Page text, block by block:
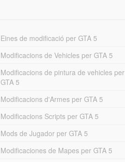
Eines de modificació per GTA 5
Modificacions de Vehicles per GTA 5
Modificacions de pintura de vehicles per
GTA 5
Modificacions d'Armes per GTA 5
Modificacions Scripts per GTA 5
Mods de Jugador per GTA 5
Modificaciones de Mapes per GTA 5